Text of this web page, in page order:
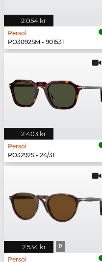
2 054 kr
Persol
PO3092SM - 901531
2 403 kr
Persol
PO3292S - 24/31
2 534 kr P
Persol